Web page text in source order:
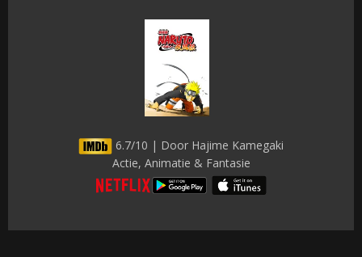
6.7/10 | Door Hajime Kamegaki
Actie, Animatie & Fantasie